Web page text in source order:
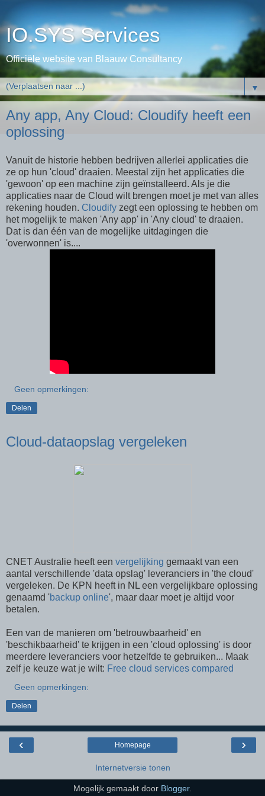
IO.SYS Services
Officiële website van Blaauw Consultancy
▼
Any app, Any Cloud: Cloudify heeft een
oplossing
Vanuit de historie hebben bedrijven allerlei applicaties die
ze op hun 'cloud' draaien. Meestal zijn het applicaties die
'gewoon' op een machine zijn geïnstalleerd. Als je die
applicaties naar de Cloud wilt brengen moet je met van alles
rekening houden. Cloudify zegt een oplossing te hebben om
het mogelijk te maken 'Any app' in 'Any cloud' te draaien.
Dat is dan één van de mogelijke uitdagingen die
'overwonnen' is....
Geen opmerkingen:
Delen
Cloud-dataopslag vergeleken
CNET Australie heeft een vergelijking gemaakt van een
aantal verschillende 'data opslag' leveranciers in 'the cloud'
vergeleken. De KPN heeft in NL een vergelijkbare oplossing
genaamd 'backup online', maar daar moet je altijd voor
betalen.
Een van de manieren om 'betrouwbaarheid' en
'beschikbaarheid' te krijgen in een 'cloud oplossing' is door
meerdere leveranciers voor hetzelfde te gebruiken... Maak
zelf je keuze wat je wilt: Free cloud services compared
Geen opmerkingen:
Delen
‹ ›
Homepage
Internetversie tonen
Mogelijk gemaakt door Blogger.